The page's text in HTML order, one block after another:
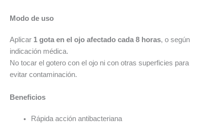
Modo de uso
Aplicar 1 gota en el ojo afectado cada 8 horas, o según
indicación médica.
No tocar el gotero con el ojo ni con otras superficies para
evitar contaminación.
Beneficios
Rápida acción antibacteriana